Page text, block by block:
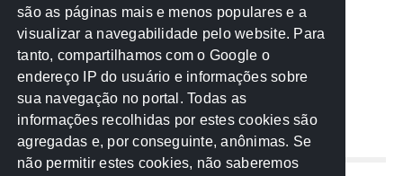
MPF Notícias PF PGE-MT PGR
Receita Federal Sem categoria
TCE-MT TCU TRE
REDE NOS ESTADOS
são as páginas mais e menos populares e a
visualizar a navegabilidade pelo website. Para
tanto, compartilhamos com o Google o
endereço IP do usuário e informações sobre
sua navegação no portal. Todas as
informações recolhidas por estes cookies são
agregadas e, por conseguinte, anônimas. Se
não permitir estes cookies, não saberemos